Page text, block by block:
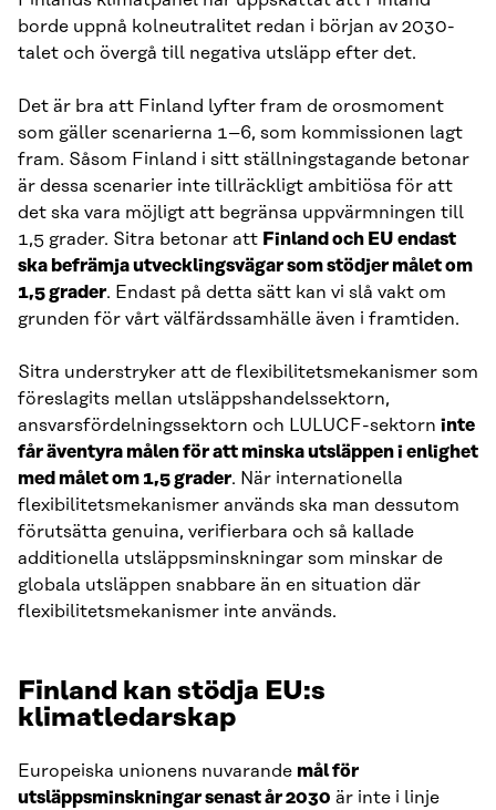
borde uppnå kolneutralitet redan i början av 2030-
talet och övergå till negativa utsläpp efter det.
Det är bra att Finland lyfter fram de orosmoment
som gäller scenarierna 1–6, som kommissionen lagt
fram. Såsom Finland i sitt ställningstagande betonar
är dessa scenarier inte tillräckligt ambitiösa för att
det ska vara möjligt att begränsa uppvärmningen till
1,5 grader. Sitra betonar att Finland och EU endast
ska befrämja utvecklingsvägar som stödjer målet om
1,5 grader. Endast på detta sätt kan vi slå vakt om
grunden för vårt välfärdssamhälle även i framtiden.
Sitra understryker att de flexibilitetsmekanismer som
föreslagits mellan utsläppshandelssektorn,
ansvarsfördelningssektorn och LULUCF-sektorn inte
får äventyra målen för att minska utsläppen i enlighet
med målet om 1,5 grader. När internationella
flexibilitetsmekanismer används ska man dessutom
förutsätta genuina, verifierbara och så kallade
additionella utsläppsminskningar som minskar de
globala utsläppen snabbare än en situation där
flexibilitetsmekanismer inte används.
Finland kan stödja EU:s
klimatledarskap
Europeiska unionens nuvarande mål för
utsläppsminskningar senast år 2030 är inte i linje